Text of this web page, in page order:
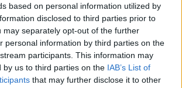
based on personal information utilized by
disclosed to third parties prior to
may separately opt-out of the further
personal information by third parties on the
participants. This information may
by us to third parties on the IAB’s List of
that may further disclose it to other
Žiga Živulović/Bobo
zdaj denar